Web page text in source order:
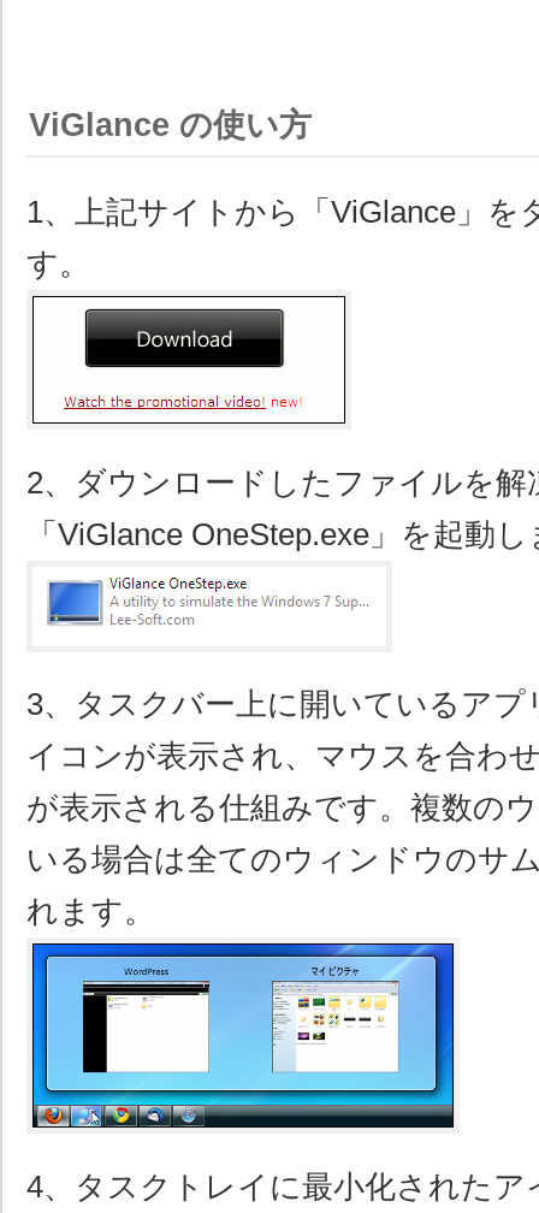
ViGlance の使い方
1、上記サイトから「ViGlance」を
す。
2、ダウンロードしたファイルを解
「ViGlance OneStep.exe」を起動
3、タスクバー上に開いているア
イコンが表示され、マウスを合わ
が表示される仕組みです。複数の
いる場合は全てのウィンドウのサ
れます。
4、タスクトレイに最小化されたア